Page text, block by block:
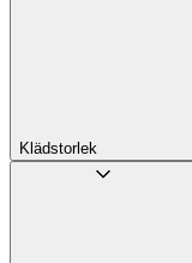
Klädstorlek